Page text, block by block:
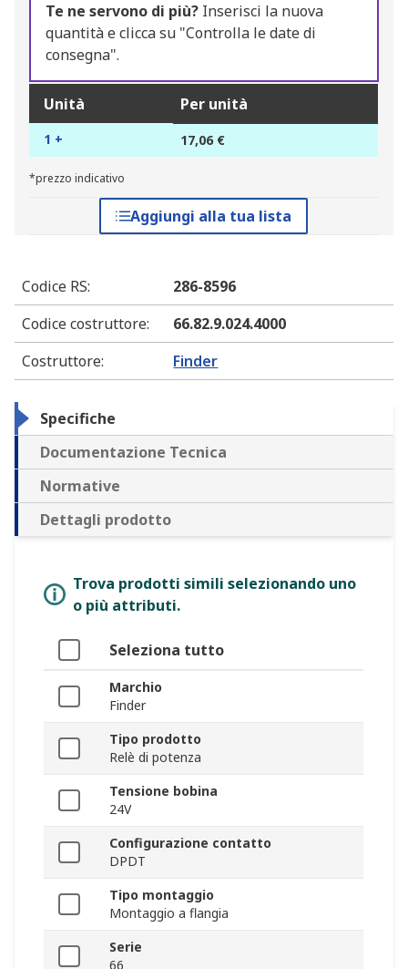
Te ne servono di più? Inserisci la nuova
quantità e clicca su "Controlla le date di
consegna".
Unità Per unità
1 + 17,06 €
*prezzo indicativo
Aggiungi alla tua lista
Codice RS:
286-8596
Codice costruttore:
66.82.9.024.4000
Costruttore: Finder
Specifiche
Documentazione Tecnica
Normative
Dettagli prodotto
Trova prodotti simili selezionando uno
o più attributi.
Seleziona tutto
Marchio
Finder
Tipo prodotto
Relè di potenza
Tensione bobina
24V
Configurazione contatto
DPDT
Tipo montaggio
Montaggio a flangia
Serie
66